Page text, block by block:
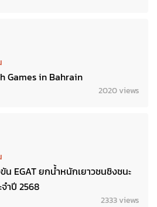
Games in Bahrain
2020 views
น EGAT ยกน้ำหนักเยาวชนชิงชนะ
ำปี 2568
2333 views